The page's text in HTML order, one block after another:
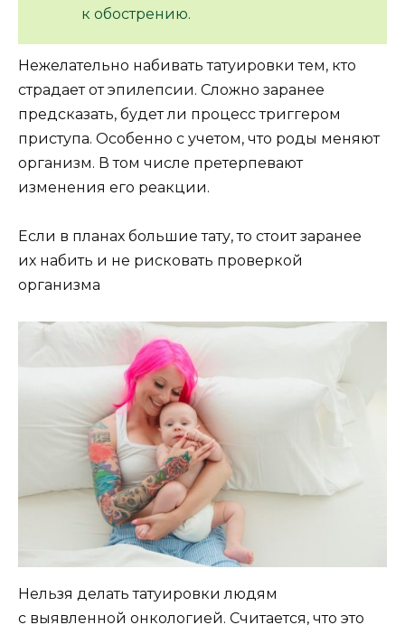
к обострению.
Нежелательно набивать татуировки тем, кто
страдает от эпилепсии. Сложно заранее
предсказать, будет ли процесс триггером
приступа. Особенно с учетом, что роды меняют
организм. В том числе претерпевают
изменения его реакции.
Если в планах большие тату, то стоит заранее
их набить и не рисковать проверкой
организма
Нельзя делать татуировки людям
с выявленной онкологией. Считается, что это